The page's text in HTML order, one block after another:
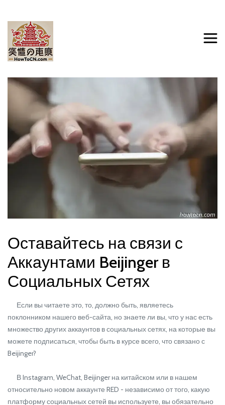
Оставайтесь на связи с
Аккаунтами Beijinger в
Социальных Сетях
Если вы читаете это, то, должно быть, являетесь
поклонником нашего веб-сайта, но знаете ли вы, что у нас есть
множество других аккаунтов в социальных сетях, на которые вы
можете подписаться, чтобы быть в курсе всего, что связано с
Beijinger?
В Instagram, WeChat, Beijinger на китайском или в нашем
относительно новом аккаунте RED - независимо от того, какую
платформу социальных сетей вы используете, вы обязательно